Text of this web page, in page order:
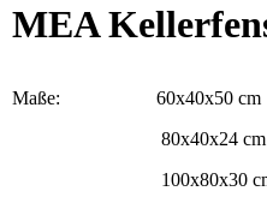
MEA
Maße: 60x40x50 cm
80x40x24 cm
100x80x30